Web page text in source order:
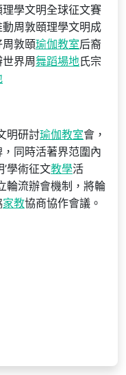
學文明全球征文賽
周敦頤理學文明成
敦頤瑜伽教室后裔
界周舞蹈場地氏宗
明研討瑜伽教室會，
同時活著界范圍內
學術征文教學活
輪流辦會機制，將輪
家教協商協作會議。